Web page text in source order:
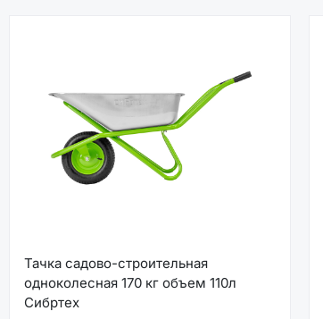
Тачка садово-строительная
одноколесная 170 кг объем 110л
Сибртех